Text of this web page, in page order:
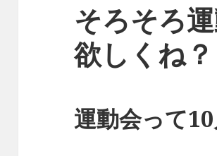
そろそろ
欲しくね？
運動会って